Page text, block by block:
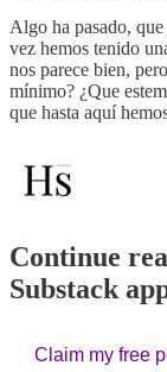
Algo ha pasado,
vez hemos tenido
nos parece bien,
mínimo? ¿Que
que hasta aquí
Continue
Substack
Claim my free